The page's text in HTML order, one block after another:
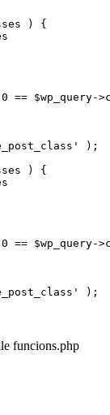
) {
$wp_query-
);
) {
$wp_query-
);
funcions.php